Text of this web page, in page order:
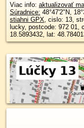
Viac info: aktualizovať
Súradnice: 48°47'2"N,
stiahni GPX, cislo: 13,
lucky, postcode: 972 01,
18.5893432, lat: